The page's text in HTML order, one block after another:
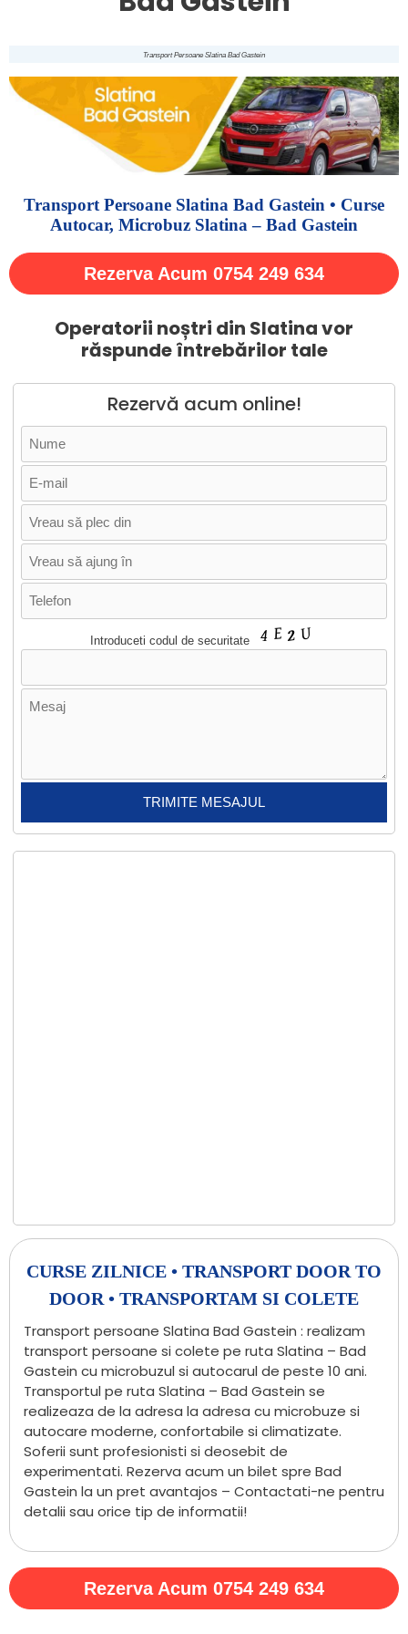
Transport Persoane Slatina Bad Gastein
Transport Persoane Slatina Bad Gastein • Curse
Autocar, Microbuz Slatina – Bad Gastein
Rezerva Acum 0754 249 634
Operatorii noștri din Slatina vor
răspunde întrebărilor tale
Rezervă acum online!
Introduceti codul de securitate
CURSE ZILNICE • TRANSPORT DOOR TO
DOOR • TRANSPORTAM SI COLETE
Transport persoane Slatina Bad Gastein : realizam
transport persoane si colete pe ruta Slatina – Bad
Gastein cu microbuzul si autocarul de peste 10 ani.
Transportul pe ruta Slatina – Bad Gastein se
realizeaza de la adresa la adresa cu microbuze si
autocare moderne, confortabile si climatizate.
Soferii sunt profesionisti si deosebit de
experimentati. Rezerva acum un bilet spre Bad
Gastein la un pret avantajos – Contactati-ne pentru
detalii sau orice tip de informatii!
Rezerva Acum 0754 249 634